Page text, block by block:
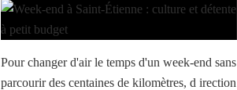
Pour changer d'air le temps d'un week-end sans
parcourir des centaines de kilomètres, d irection